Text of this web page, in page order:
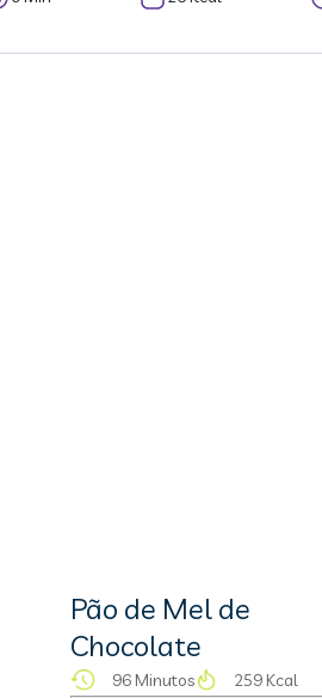
Pão de Mel de
Chocolate
96 Minutos 259 Kcal